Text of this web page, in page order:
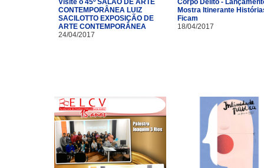
CONTEMPORÂNEA LUIZ
SACILOTTO EXPOSIÇÃO DE
ARTE CONTEMPORÂNEA
24/04/2017
Mostra Itinerante
Ficam
18/04/2017